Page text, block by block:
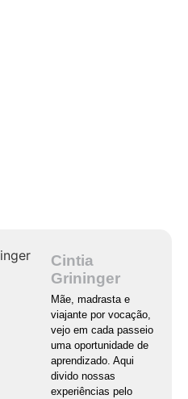
Cintia
Grininger
Mãe, madrasta e
viajante por vocação,
vejo em cada passeio
uma oportunidade de
aprendizado. Aqui
divido nossas
experiências pelo